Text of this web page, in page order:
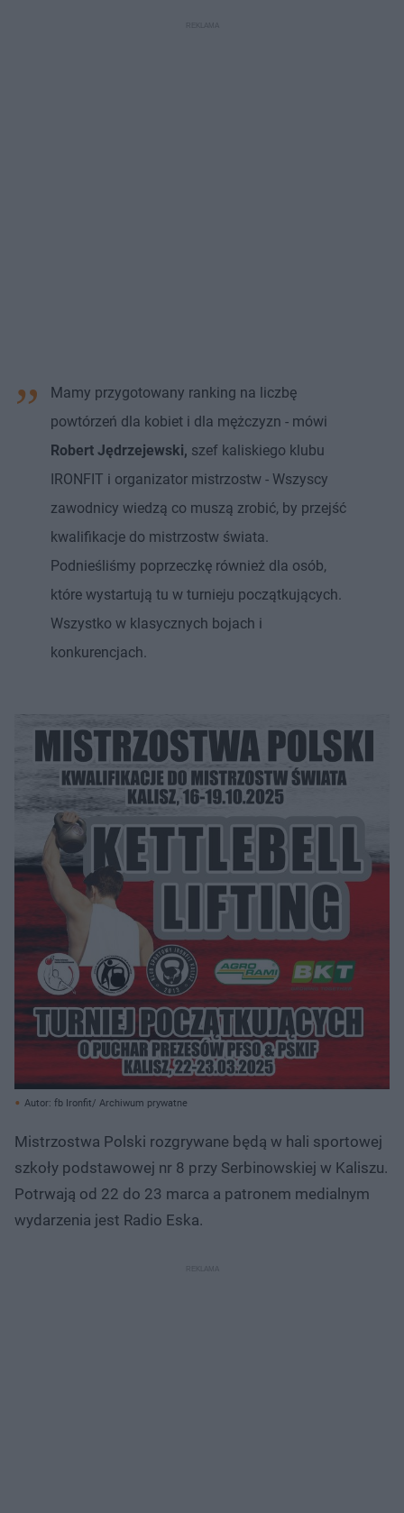
Mamy przygotowany ranking na liczbę
powtórzeń dla kobiet i dla mężczyzn - mówi
Robert Jędrzejewski, szef kaliskiego klubu
IRONFIT i organizator mistrzostw - Wszyscy
zawodnicy wiedzą co muszą zrobić, by przejść
kwalifikacje do mistrzostw świata.
Podnieśliśmy poprzeczkę również dla osób,
które wystartują tu w turnieju początkujących.
Wszystko w klasycznych bojach i
konkurencjach.
Autor: fb Ironfit/ Archiwum prywatne
Mistrzostwa Polski rozgrywane będą w hali sportowej
szkoły podstawowej nr 8 przy Serbinowskiej w Kaliszu.
Potrwają od 22 do 23 marca a patronem medialnym
wydarzenia jest Radio Eska.